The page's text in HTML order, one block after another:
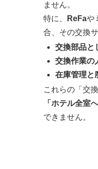
ません。
特に、
ReFaや
合、その交換
交換部品と
交換作業の
在庫管理と
これらの「交
「ホテル全室
できません。